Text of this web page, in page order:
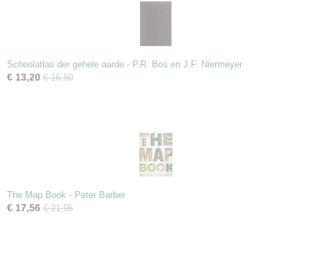
Schoolatlas der gehele aarde - P.R. Bos en J.F. Niermeyer
€ 13,20 € 16,50
The Map Book - Peter Barber
€ 17,56 € 21,95